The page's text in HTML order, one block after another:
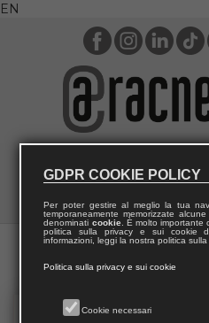
EN
GDPR COOKIE POLICY
Per poter gestire al meglio la tua
temporaneamente memorizzate
denominati cookie. È molto importante
politica sulla privacy e sui cookie
informazioni, leggi la nostra politica sulla
Politica sulla privacy e sui cookie
Cookie necessari